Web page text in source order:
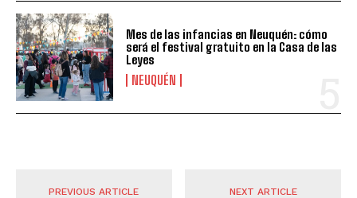
Mes de las infancias en Neuquén: cómo
será el festival gratuito en la Casa de las
Leyes
NEUQUÉN
PREVIOUS ARTICLE NEXT ARTICLE